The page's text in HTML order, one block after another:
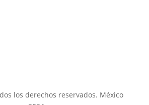
los derechos reservados. México